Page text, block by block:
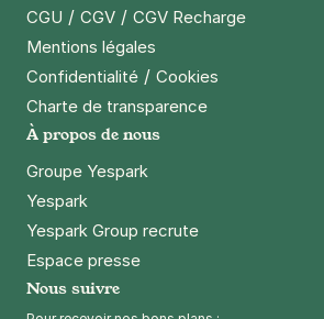
CGU / CGV / CGV Recharge
Mentions légales
Confidentialité / Cookies
Charte de transparence
À propos de nous
Groupe Yespark
Yespark
Yespark Group recrute
Espace presse
Nous suivre